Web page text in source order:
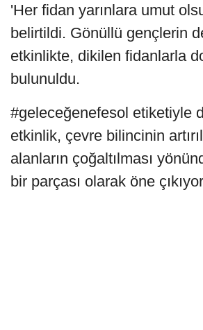
'Her fidan yarınlara umut
belirtildi. Gönüllü gençlerin de
etkinlikte, dikilen fidanlarla
bulunuldu.
#geleceğenefesol etiketiyle
etkinlik, çevre bilincinin
alanların çoğaltılması
bir parçası olarak öne